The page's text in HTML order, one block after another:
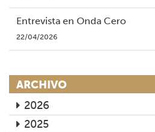
Entrevista en Onda Cero
22/04/2026
ARCHIVO
2026
2025